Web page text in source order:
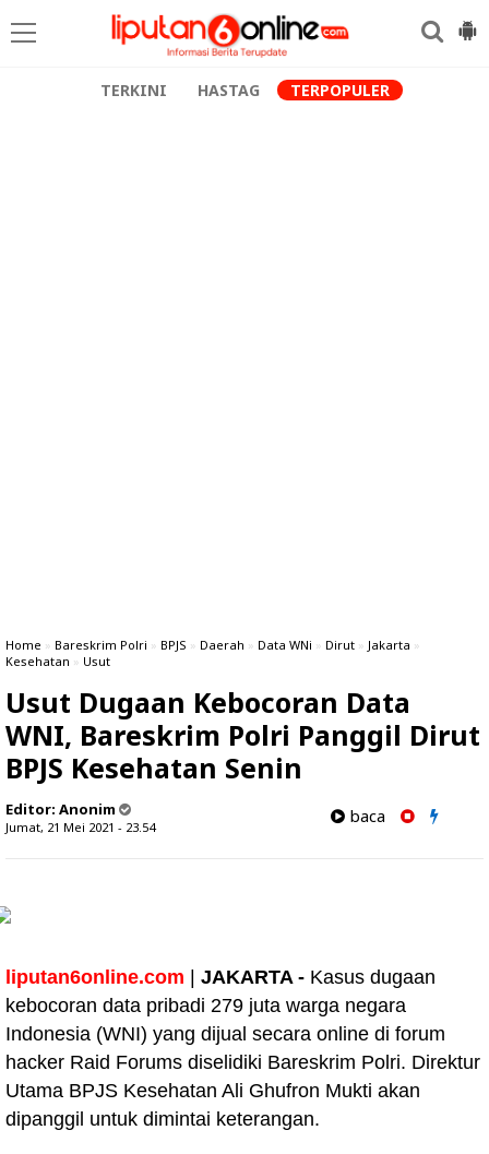
TERKINI HASTAG TERPOPULER
Home » Bareskrim Polri » BPJS » Daerah » Data WNi » Dirut » Jakarta »
Kesehatan » Usut
Usut Dugaan Kebocoran Data
WNI, Bareskrim Polri Panggil Dirut
BPJS Kesehatan Senin
Editor: Anonim
Jumat, 21 Mei 2021 - 23.54
baca
liputan6online.com JAKARTA - Kasus dugaan
kebocoran data pribadi 279 juta warga negara
Indonesia (WNI) yang dijual secara online di forum
hacker Raid Forums diselidiki Bareskrim Polri. Direktur
Utama BPJS Kesehatan Ali Ghufron Mukti akan
dipanggil untuk dimintai keterangan.